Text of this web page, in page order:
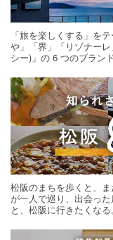
「旅を楽しくする」を
や」「界」「リゾナー
シー)」の 6 つのブラン
松阪のまちを歩くと、
が一人で巡り、出会っ
と、松阪に行きたくなる。